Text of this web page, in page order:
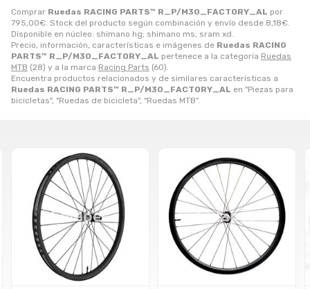
Comprar Ruedas RACING PARTS™ R_P/M30_FACTORY_AL por
795,00€ . Stock del producto según combinación y envío desde 8,18€
Disponible en núcleo: shimano hg; shimano ms; sram xd.
Precio, información, características e imágenes de Ruedas RACING
PARTS™ R_P/M30_FACTORY_AL pertenece a la categoría Ruedas
MTB (28) y a la marca Racing Parts (60).
Encuentra productos relacionados y de similares características a
Ruedas RACING PARTS™ R_P/M30_FACTORY_AL en "Piezas para
bicicletas", "Ruedas de bicicleta", "Ruedas MTB".